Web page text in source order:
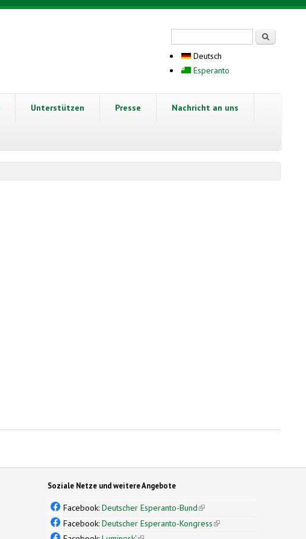
Deutsch
Esperanto
Unterstützen Presse Nachricht an uns
Soziale Netze und weitere Angebote
Facebook:Deutscher Esperanto-Bund(link is external)
Facebook:Deutscher Esperanto-Kongress(link is external)